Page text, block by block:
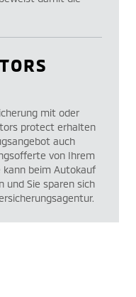
mit oder
protect erhalten
auch
von Ihrem
kann beim Autokauf
und Sie sparen sich